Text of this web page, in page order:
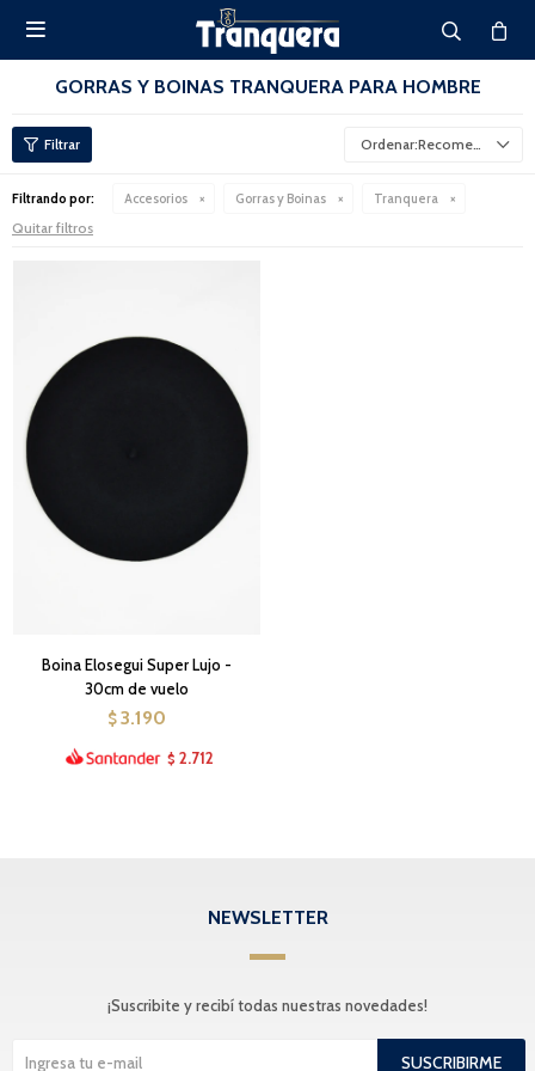

GORRAS Y BOINAS TRANQUERA PARA HOMBRE
Recomendados
Filtrando por: Accesorios Gorras y Boinas Tranquera
Quitar filtros
Boina Elosegui Super Lujo -
30cm de vuelo
$ 3.190
$ 2.712
NEWSLETTER
¡Suscribite y recibí todas nuestras novedades!
SUSCRIBIRME